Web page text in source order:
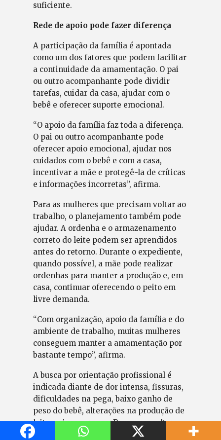
suficiente.
Rede de apoio pode fazer diferença
A participação da família é apontada
como um dos fatores que podem facilitar
a continuidade da amamentação. O pai
ou outro acompanhante pode dividir
tarefas, cuidar da casa, ajudar com o
bebê e oferecer suporte emocional.
“O apoio da família faz toda a diferença.
O pai ou outro acompanhante pode
oferecer apoio emocional, ajudar nos
cuidados com o bebê e com a casa,
incentivar a mãe e protegê-la de críticas
e informações incorretas”, afirma.
Para as mulheres que precisam voltar ao
trabalho, o planejamento também pode
ajudar. A ordenha e o armazenamento
correto do leite podem ser aprendidos
antes do retorno. Durante o expediente,
quando possível, a mãe pode realizar
ordenhas para manter a produção e, em
casa, continuar oferecendo o peito em
livre demanda.
“Com organização, apoio da família e do
ambiente de trabalho, muitas mulheres
conseguem manter a amamentação por
bastante tempo”, afirma.
A busca por orientação profissional é
indicada diante de dor intensa, fissuras,
dificuldades na pega, baixo ganho de
peso do bebê, alterações na produção de
leite ou insegurança. Para a consultora,
procurar ajuda cedo pode evitar que uma